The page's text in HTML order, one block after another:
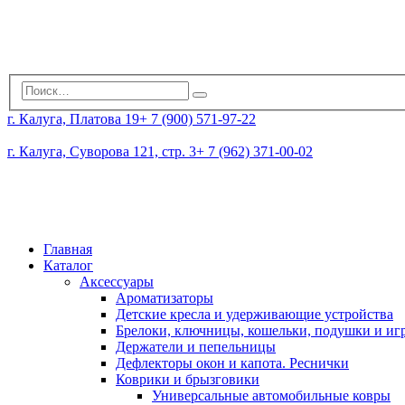
г. Калуга, Платова 19+ 7 (900) 571-97-22
г. Калуга, Суворова 121, стр. 3+ 7 (962) 371-00-02
Главная
Каталог
Аксессуары
Ароматизаторы
Детские кресла и удерживающие устройства
Брелоки, ключницы, кошельки, подушки и
Держатели и пепельницы
Дефлекторы окон и капота. Реснички
Коврики и брызговики
Универсальные автомобильные ковры